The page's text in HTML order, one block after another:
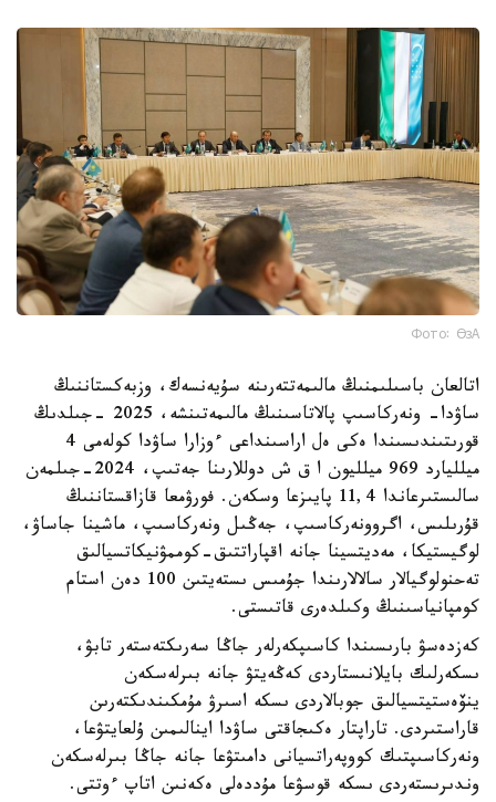
Фото: ӨзА
اتالعان باسىلىمنىڭ مالىمەتتەرىنە سۇيەنسەك، وزبەكستاننىڭ
ساۋدا- ونەركاسىپ پالاتاسىنىڭ مالىمەتىنشە، 2025 -جىلدىڭ
قورىتىندىسىندا ەكى ەل اراسىنداعى ءوزارا ساۋدا كولەمى 4
ميلليارد 969 ميلليون ا ق ش دوللارىنا جەتىپ، 2024-جىلمەن
سالىستىرعاندا 11,4 پايىزعا وسكەن. فورۋمعا قازاقستاننىڭ
قۇرىلىس، اگروونەركاسىپ، جەڭىل ونەركاسىپ، ماشينا جاساۋ،
لوگيستيكا، مەديتسينا جانە اقپاراتتىق-كوممۋنيكاتسيالىق
تەحنولوگيالار سالالارىندا جۇمىس ىستەيتىن 100 دەن استام
كومپانياسىنىڭ وكىلدەرى قاتىستى.
كەزدەسۋ بارىسىندا كاسىپكەرلەر جاڭا سەرىكتەستەر تابۋ،
ىسكەرلىك بايلانىستاردى كەڭەيتۋ جانە بىرلەسكەن
ينۆەستيتسيالىق جوبالاردى ىسكە اسىرۋ مۇمكىندىكتەرىن
قاراستىردى. تاراپتار ەكىجاقتى ساۋدا اينالىمىن ۇلعايتۋعا،
ونەركاسىپتىك كووپەراتسيانى دامىتۋعا جانە جاڭا بىرلەسكەن
وندىرىستەردى ىسكە قوسۋعا مۇددەلى ەكەنىن اتاپ ءوتتى.